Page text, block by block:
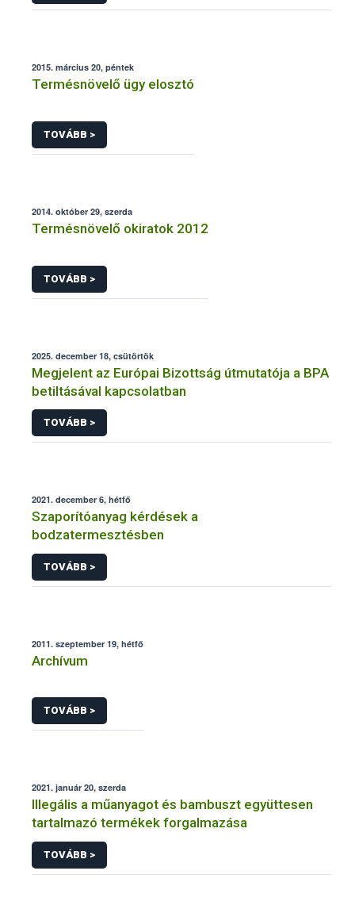
2015. március 20, péntek
Termésnövelő ügy elosztó
TOVÁBB >
2014. október 29, szerda
Termésnövelő okiratok 2012
TOVÁBB >
2025. december 18, csütörtök
Megjelent az Európai Bizottság útmutatója a BPA
betiltásával kapcsolatban
TOVÁBB >
2021. december 6, hétfő
Szaporítóanyag kérdések a
bodzatermesztésben
TOVÁBB >
2011. szeptember 19, hétfő
Archívum
TOVÁBB >
2021. január 20, szerda
Illegális a műanyagot és bambuszt együttesen
tartalmazó termékek forgalmazása
TOVÁBB >